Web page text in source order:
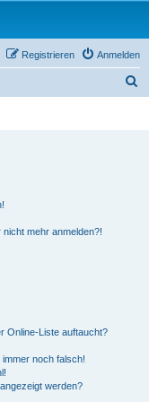
Anmelden
Registrieren
mehr anmelden?!
Online-Liste auftaucht?
noch falsch!
werden?